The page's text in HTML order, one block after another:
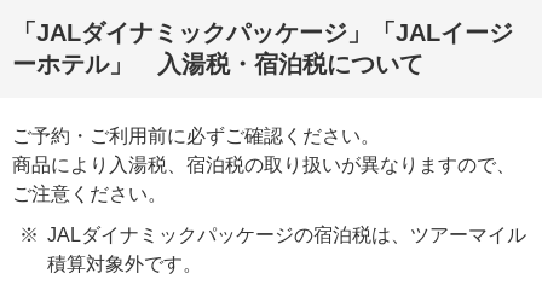
「JALダイナミックパッケージ」「JALイージ
ーホテル」 入湯税・宿泊税について
ご予約・ご利用前に必ずご確認ください。
商品により入湯税、宿泊税の取り扱いが異なりますので、
ご注意ください。
JALダイナミックパッケージの宿泊税は、ツアーマイル
積算対象外です。